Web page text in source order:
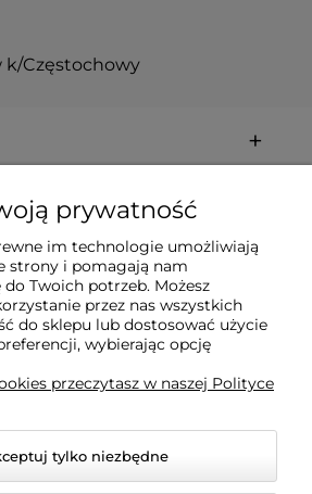
k/Częstochowy
prywatność
im technologie umożliwiają
strony i pomagają nam
Twoich potrzeb. Możesz
przez nas wszystkich
do sklepu lub dostosować użycie
wybierając opcję
przeczytasz w naszej Polityce
tylko niezbędne